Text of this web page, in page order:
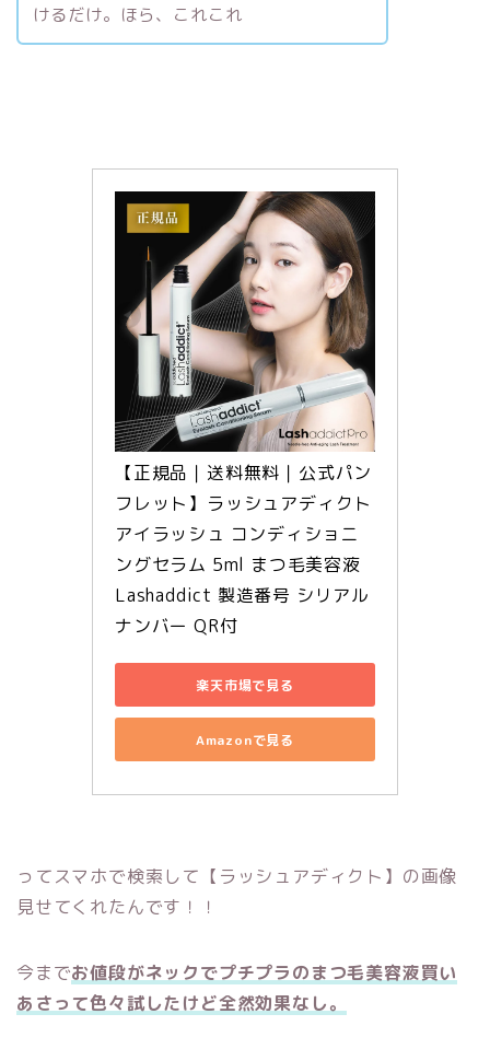
けるだけ。ほら、これこれ
【正規品｜送料無料｜公式パン
フレット】ラッシュアディクト
アイラッシュ コンディショニ
ングセラム 5ml まつ毛美容液
Lashaddict 製造番号 シリアル
ナンバー QR付
楽天市場で見る
Amazonで見る
ってスマホで検索して【ラッシュアディクト】の画像
見せてくれたんです！！
今までお値段がネックでプチプラのまつ毛美容液買い
あさって色々試したけど全然効果なし。